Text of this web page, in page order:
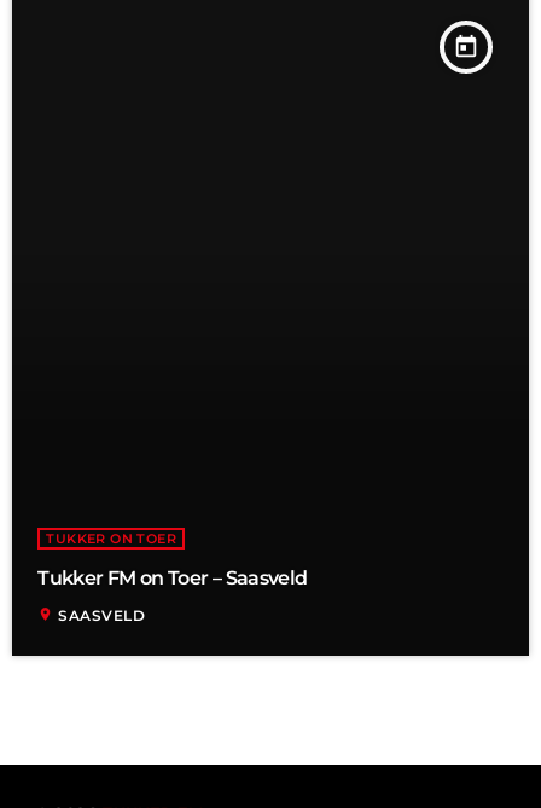
today
TUKKER ON TOER
Tukker FM on Toer – Saasveld
location_on SAASVELD